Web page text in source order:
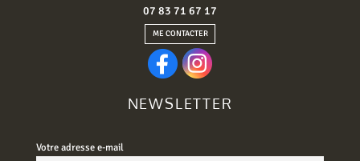
07 83 71 67 17
ME CONTACTER
NEWSLETTER
Votre adresse e-mail